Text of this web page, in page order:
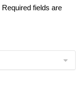
Required fields are